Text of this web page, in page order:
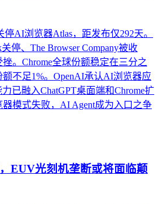
停AI浏览器Atlas，距发布仅292天。
停、The Browser Company被收
。Chrome全球份额稳定在三分之
不足1%。OpenAI承认AI浏览器应
已融入ChatGPT桌面端和Chrome扩
模式失败，AI Agent成为入口之争
EUV光刻机垄断或将面临颠